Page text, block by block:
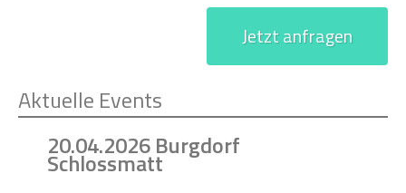
Jetzt anfragen
Aktuelle Events
20.04.2026 Burgdorf
Schlossmatt